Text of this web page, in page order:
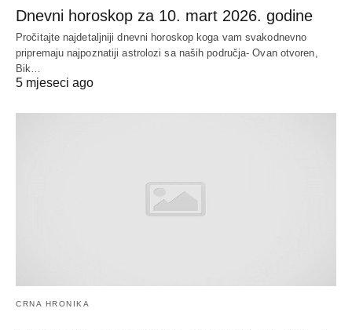
Dnevni horoskop za 10. mart 2026. godine
Pročitajte najdetaljniji dnevni horoskop koga vam svakodnevno
pripremaju najpoznatiji astrolozi sa naših područja- Ovan otvoren,
Bik…
5 mjeseci ago
CRNA HRONIKA